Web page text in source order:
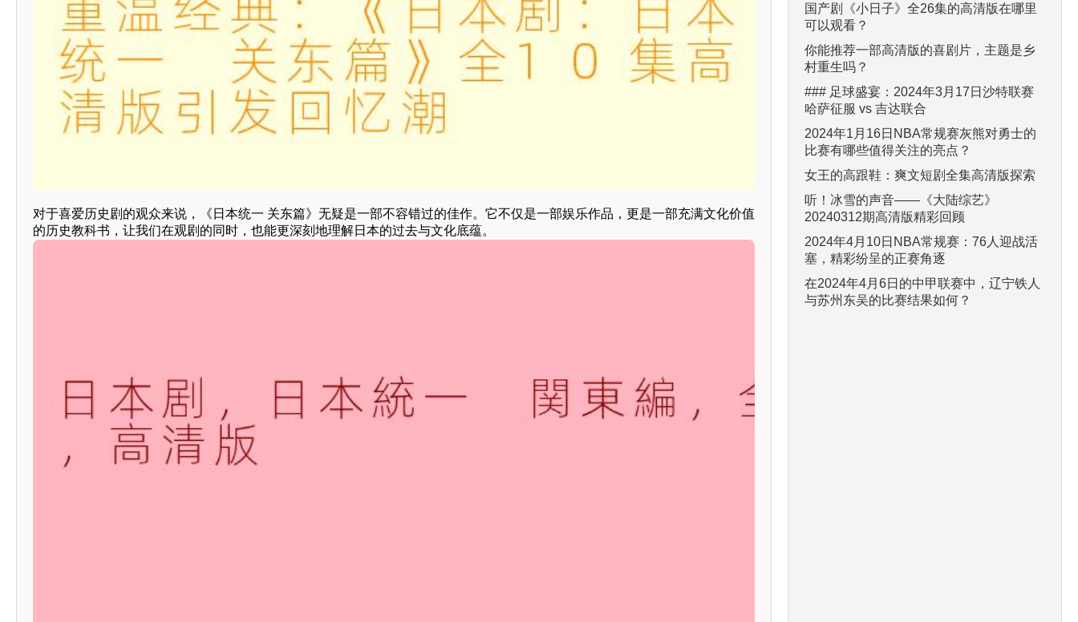
对于喜爱历史剧的观众来说，《日本统一 关东篇》无疑是一部不容错过的佳作。它不仅是一部娱乐作品，更是一部充满文化价值
的历史教科书，让我们在观剧的同时，也能更深刻地理解日本的过去与文化底蕴。
国产剧《小日子》全26集的高清版在哪里
可以观看？
你能推荐一部高清版的喜剧片，主题是乡
村重生吗？
### 足球盛宴：2024年3月17日沙特联赛
哈萨征服 vs 吉达联合
2024年1月16日NBA常规赛灰熊对勇士的
比赛有哪些值得关注的亮点？
女王的高跟鞋：爽文短剧全集高清版探索
听！冰雪的声音——《大陆综艺》
20240312期高清版精彩回顾
2024年4月10日NBA常规赛：76人迎战活
塞，精彩纷呈的正赛角逐
在2024年4月6日的中甲联赛中，辽宁铁人
与苏州东吴的比赛结果如何？